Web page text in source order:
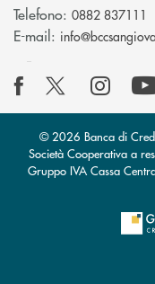
Telefono: 0882 837111
E-mail:
© 2026 Banca di
Società Cooperativa a
Gruppo IVA Cassa